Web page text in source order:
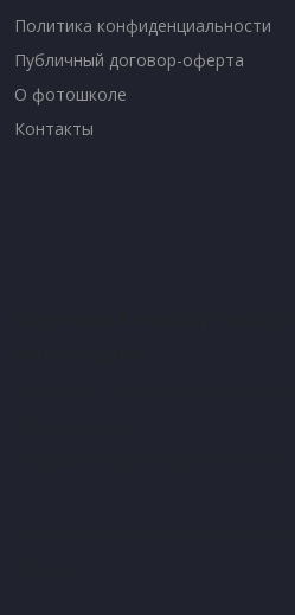
Политика конфиденциальности
Публичный договор-оферта
О фотошколе
Контакты